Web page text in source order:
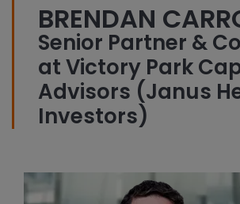
BRENDAN
Senior Partner &
at Victory Park
Advisors (Janus
Investors)